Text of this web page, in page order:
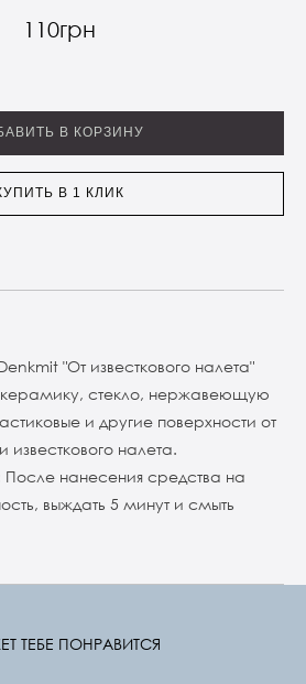
110грн
В КОРЗИНУ
В 1 КЛИК
"От известкового налета"
керамику, стекло, нержавеющую
и другие поверхности от
налета.
нанесения средства на
выждать 5 минут и смыть
ТЕБЕ ПОНРАВИТСЯ